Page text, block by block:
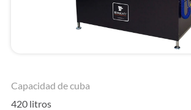
Capacidad de cuba
420 litros